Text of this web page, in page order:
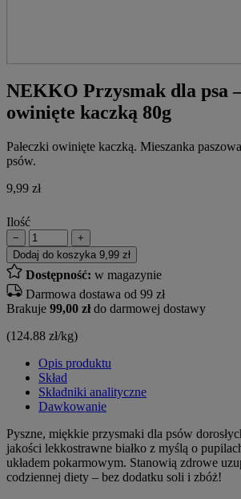
NEKKO Przysmak dla psa
owinięte kaczką 80g
Pałeczki owinięte kaczką. Mieszanka
psów.
9,99 zł
Ilość
−
+
Dodaj do koszyka 9,99 zł
Dostępność: w magazynie
Darmowa dostawa od 99 zł
Brakuje 99,00 złdo darmowej dostawy
(124.88 zł/kg)
Opis produktu
Skład
Składniki analityczne
Dawkowanie
Pyszne, miękkie przysmaki dla psów
jakości lekkostrawne białko z myślą o
układem pokarmowym. Stanowią zdrowe
codziennej diety – bez dodatku soli i zbóż!